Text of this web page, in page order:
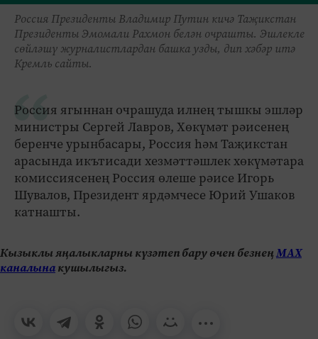
Россия Президенты Владимир Путин кичә Таҗикстан
Президенты Эмомали Рахмон белән очрашты. Эшлекле
сөйләшү журналистлардан башка узды, дип хәбәр итә
Кремль сайты.
Россия ягыннан очрашуда илнең тышкы эшләр
министры Сергей Лавров, Хөкүмәт рәисенең
беренче урынбасары, Россия һәм Таҗикстан
арасында икътисади хезмәттәшлек хөкүмәтара
комиссиясенең Россия өлеше рәисе Игорь
Шувалов, Президент ярдәмчесе Юрий Ушаков
катнашты.
Кызыклы яңалыкларны күзәтеп бару өчен безнеңМАХ
каналынакушылыгыз.